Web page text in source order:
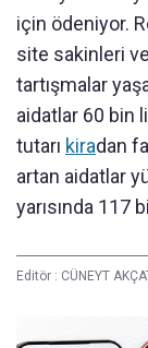
için ödeniyor.
site sakinleri
tartışmalar
aidatlar 60 bin
tutarı kiradan
artan aidatlar
yarısında 117
Editör : CÜNEYT